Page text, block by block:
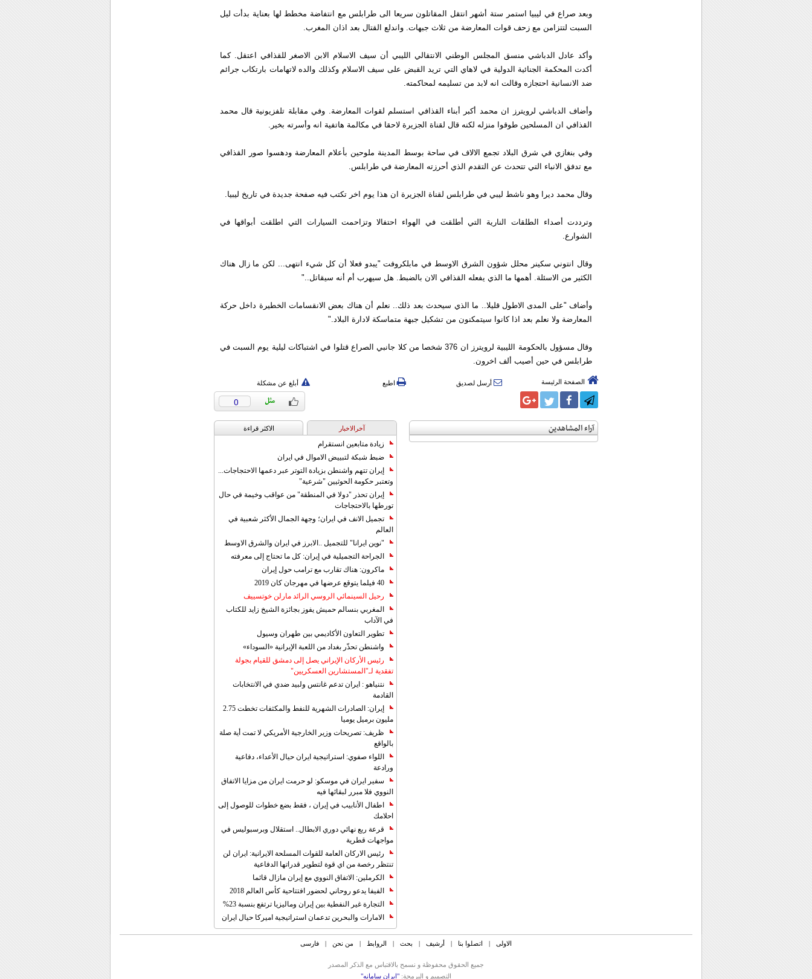
وبعد صراع في ليبيا استمر ستة أشهر انتقل المقاتلون سريعا الى طرابلس مع انتفاضة مخطط لها بعناية بدأت ليل
السبت لتتزامن مع زحف قوات المعارضة من ثلاث جبهات. واندلع القتال بعد اذان المغرب.
وأكد عادل الدباشي منسق المجلس الوطني الانتقالي الليبي أن سيف الاسلام الابن الاصغر للقذافي اعتقل. كما
أكدت المحكمة الجنائية الدولية في لاهاي التي تريد القبض على سيف الاسلام وكذلك والده لاتهامات بارتكاب جرائم
ضد الانسانية احتجازه وقالت انه لابد من تسليمه لمحاكمته.
وأضاف الدباشي لرويترز ان محمد أكبر أبناء القذافي استسلم لقوات المعارضة. وفي مقابلة تلفزيونية قال محمد
القذافي ان المسلحين طوقوا منزله لكنه قال لقناة الجزيرة لاحقا في مكالمة هاتفية انه وأسرته بخير.
وفي بنغازي في شرق البلاد تجمع الالاف في ساحة بوسط المدينة ملوحين بأعلام المعارضة ودهسوا صور القذافي
مع تدفق الانباء التي تتحدث عن التقدم الذي أحرزته المعارضة في طرابلس.
وقال محمد ديرا وهو ناشط ليبي في طرابلس لقناة الجزيرة ان هذا يوم اخر تكتب فيه صفحة جديدة في تاريخ ليبيا.
وترددت أصداء الطلقات النارية التي أطلقت في الهواء احتفالا وتزاحمت السيارات التي اطلقت أبواقها في
الشوارع.
وقال انتوني سكينر محلل شؤون الشرق الاوسط في مابلكروفت "يبدو فعلا أن كل شيء انتهى... لكن ما زال هناك
الكثير من الاسئلة. أهمها ما الذي يفعله القذافي الان بالضبط. هل سيهرب أم أنه سيقاتل.."
وأضاف "على المدى الاطول قليلا.. ما الذي سيحدث بعد ذلك.. نعلم أن هناك بعض الانقسامات الخطيرة داخل حركة
المعارضة ولا نعلم بعد اذا كانوا سيتمكنون من تشكيل جبهة متماسكة لادارة البلاد."
وقال مسؤول بالحكومة الليبية لرويترز ان 376 شخصا من كلا جانبي الصراع قتلوا في اشتباكات ليلية يوم السبت في
طرابلس في حين أصيب ألف اخرون.
الصفحة الرئيسة أرسل لصديق اطبع أبلغ عن مشكلة
0
آراء المشاهدين آخرالاخبار الاکثر قراءة
زيادة متابعين انستقرام
ضبط شبكة لتبييض الاموال في ايران
إيران تتهم واشنطن بزيادة التوتر عبر دعمها الاحتجاجات...
وتعتبر حكومة الحوثيين "شرعية"
إيران تحذر "دولا في المنطقة" من عواقب وخيمة في حال
تورطها بالاحتجاجات
تجميل الانف في ايران؛ وجهة الجمال الأكثر شعبية في
العالم
"نوين ايرانا" للتجميل ..الابرز في ايران والشرق الاوسط
الجراحة التجميلية في إيران: كل ما تحتاج إلى معرفته
ماكرون: هناك تقارب مع ترامب حول إيران
40 فيلما يتوقع عرضها في مهرجان كان 2019
رحيل السينمائي الروسي الرائد مارلن خوتسييف
المغربي بنسالم حميش يفوز بجائزة الشيخ زايد للكتاب
في الآداب
تطوير التعاون الأكاديمي بين طهران وسيول
واشنطن تحذّر بغداد من اللعبة الإيرانية «السوداء»
رئيس الأركان الإيراني يصل إلى دمشق للقيام بجولة
تفقدية لـ"المستشارين العسكريين"
نتنياهو : ايران تدعم غانتس ولبيد ضدي في الانتخابات
القادمة
إيران: الصادرات الشهریة للنفط والمكثفات تخطت 2.75
مليون برميل يوميا
ظريف: تصريحات وزير الخارجية الأمريكي لا تمت أية صلة
بالواقع
اللواء صفوي: استراتيجية ايران حيال الأعداء، دفاعية
ورادعة
سفير ايران في موسكو: لو حرمت ايران من مزايا الاتفاق
النووي فلا مبرر لبقائها فيه
اطفال الأنابيب في إيران ، فقط بضع خطوات للوصول إلى
احلامك
قرعة ربع نهائي دوري الابطال.. استقلال وبرسبوليس في
مواجهات قطرية
رئيس الاركان العامة للقوات المسلحة الايرانية: ايران لن
تنتظر رخصة من اي قوة لتطوير قدراتها الدفاعية
الكرملين: الاتفاق النووي مع إيران مازال قائما
الفيفا يدعو روحاني لحضور افتتاحية كأس العالم 2018
التجارة غیر النفطیة بین إیران ومالیزیا ترتفع بنسبة 23%
الامارات والبحرين تدعمان استراتيجية اميركا حيال ايران
الاولی اتصلوا بنا أرشیف بحث الروابط من نحن فارسی
جمیع الحقوق محفوظة و نسمح بالاقتباس مع الذکر المصدر
التصمیم و البرمجة: "ایران سامانه"